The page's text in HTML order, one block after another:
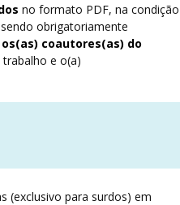
no formato PDF, na condição
obrigatoriamente
coautores(as) do
e o(a)
(exclusivo para surdos) em